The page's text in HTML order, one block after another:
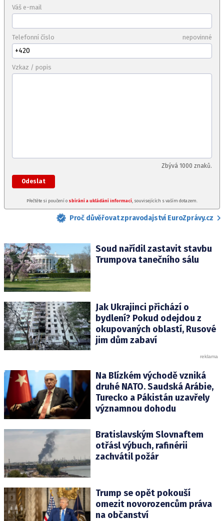
Váš e-mail
Telefonní číslo nepovinné
Vzkaz / popis
Zbývá 1000 znaků.
Odeslat
Přečtěte si poučení o sbírání a ukládání informací, souvisejících s vaším dotazem.
Proč důvěřovat zpravodajství EuroZprávy.cz
Související
články:
Soud nařídil zastavit stavbu
Trumpova tanečního sálu
Jak Ukrajinci přichází o
bydlení? Pokud odejdou z
okupovaných oblastí, Rusové
jim dům zabaví
Na Blízkém východě vzniká
druhé NATO. Saudská Arábie,
Turecko a Pákistán uzavřely
významnou dohodu
Bratislavským Slovnaftem
otřásl výbuch, rafinérii
zachvátil požár
Trump se opět pokouší
omezit novorozencům práva
na občanství